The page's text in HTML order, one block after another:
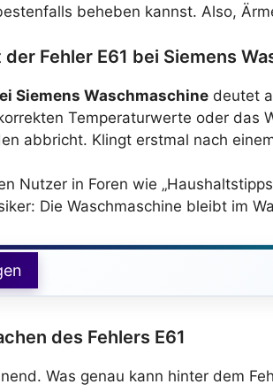
beheben kannst. Also,
Fehler E61 bei Siemens
Siemens Waschmaschine deutet
Temperaturwerte oder das
abbricht. Klingt erstmal nach
Nutzer in Foren wie
Die Waschmaschine bleibt im
des Fehlers E61
Was genau kann hinter dem